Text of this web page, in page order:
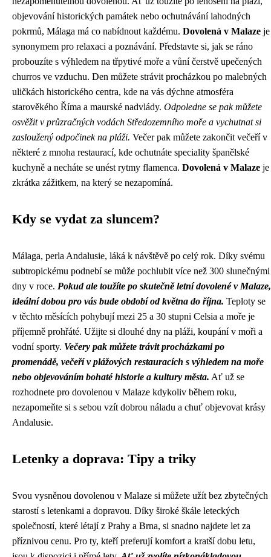
objevování historických památek nebo ochutnávání lahodných
pokrmů, Málaga má co nabídnout každému. Dovolená v Malaze je
synonymem pro relaxaci a poznávání. Představte si, jak se ráno
probouzíte s výhledem na třpytivé moře a vůní čerstvě upečených
churros ve vzduchu. Den můžete strávit procházkou po malebných
uličkách historického centra, kde na vás dýchne atmosféra
starověkého Říma a maurské nadvlády. Odpoledne se pak můžete
osvěžit v průzračných vodách Středozemního moře a vychutnat si
zasloužený odpočinek na pláži. Večer pak můžete zakončit večeří v
některé z mnoha restaurací, kde ochutnáte speciality španělské
kuchyně a necháte se unést rytmy flamenca. Dovolená v Malaze je
zkrátka zážitkem, na který se nezapomíná.
Kdy se vydat za sluncem?
Málaga, perla Andalusie, láká k návštěvě po celý rok. Díky svému
subtropickému podnebí se může pochlubit více než 300 slunečnými
dny v roce. Pokud ale toužíte po skutečně letní dovolené v Malaze,
ideální dobou pro vás bude období od května do října. Teploty se
v těchto měsících pohybují mezi 25 a 30 stupni Celsia a moře je
příjemně prohřáté. Užijte si dlouhé dny na pláži, koupání v moři a
vodní sporty. Večery pak můžete trávit procházkami po
promenádě, večeří v plážových restauracích s výhledem na moře
nebo objevováním bohaté historie a kultury města. Ať už se
rozhodnete pro dovolenou v Malaze kdykoliv během roku,
nezapomeňte si s sebou vzít dobrou náladu a chuť objevovat krásy
Andalusie.
Letenky a doprava: Tipy a triky
Svou vysněnou dovolenou v Malaze si můžete užít bez zbytečných
starostí s letenkami a dopravou. Díky široké škále leteckých
společností, které létají z Prahy a Brna, si snadno najdete let za
příznivou cenu. Pro ty, kteří preferují komfort a kratší dobu letu,